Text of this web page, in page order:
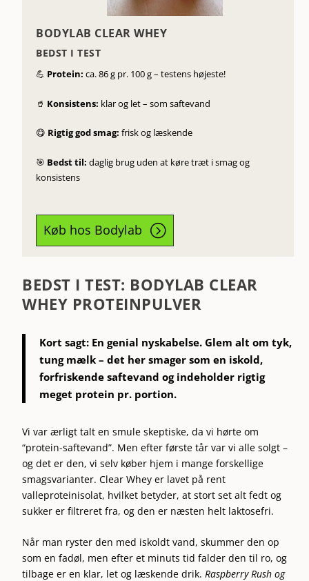
BODYLAB CLEAR WHEY
BEDST I TEST
💪 Protein: ca. 86 g pr. 100 g – testens højeste!
🥤 Konsistens: klar og let – som saftevand
😋 Rigtig god smag: frisk og læskende
🎯 Bedst til: daglig brug uden at køre træt i smag og
konsistens
Køb hos Bodylab =
BEDST I TEST: BODYLAB CLEAR
WHEY PROTEINPULVER
Kort sagt: En genial nyskabelse. Glem alt om tyk,
tung mælk – det her smager som en iskold,
forfriskende saftevand og indeholder rigtig
meget protein pr. portion.
Vi var ærligt talt en smule skeptiske, da vi hørte om
“protein-saftevand”. Men efter første tår var vi alle solgt –
og det er den, vi selv køber hjem i mange forskellige
smagsvarianter. Clear Whey er lavet på rent
valleproteinisolat, hvilket betyder, at stort set alt fedt og
sukker er filtreret fra, og den er næsten helt laktosefri.
Når man ryster den med iskoldt vand, skummer den op
som en fadøl, men efter et minuts tid falder den til ro, og
tilbage er en klar, let og læskende drik.Raspberry Rush og